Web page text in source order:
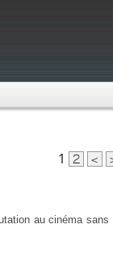
1 2 <
au cinéma sans